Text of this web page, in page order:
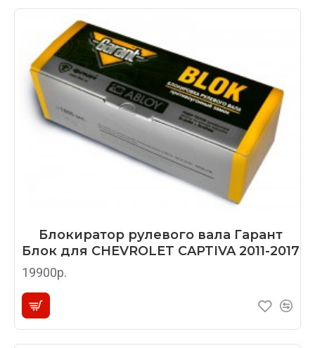
Блокиратор рулевого вала Гарант
Блок для CHEVROLET CAPTIVA 2011-2017
19900р.